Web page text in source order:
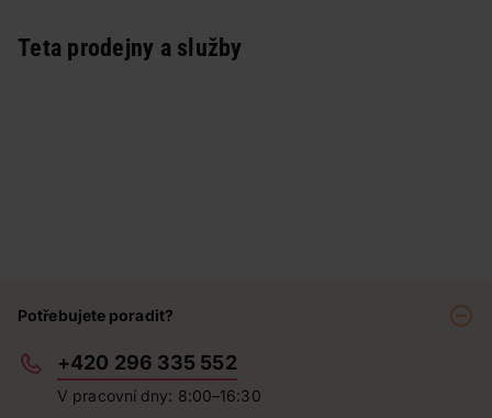
Teta prodejny a služby
Potřebujete poradit?
+420 296 335 552
V pracovní dny: 8:00–16:30